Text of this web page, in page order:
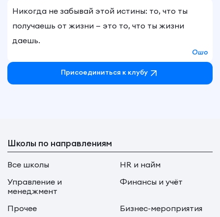
Никогда не забывай этой истины: то, что ты
получаешь от жизни — это то, что ты жизни
даешь.
Ошо
Присоединиться к клубу
Школы по направлениям
Все школы
HR и найм
Управление и
менеджмент
Финансы и учёт
Прочее
Бизнес-мероприятия